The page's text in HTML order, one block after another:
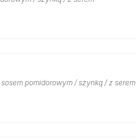
pomidorowym / szynką / z serem